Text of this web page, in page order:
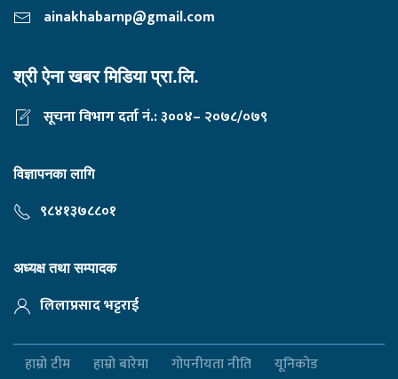
ainakhabarnp@gmail.com
श्री ऐना खबर मिडिया प्रा.लि.
सूचना विभाग दर्ता नं.: ३००४– २०७८/०७९
विज्ञापनका लागि
९८४१३७८८०१
अध्यक्ष तथा सम्पादक
लिलाप्रसाद भट्टराई
हाम्रो टीम हाम्रो बारेमा गोपनीयता नीति यूनिकोड